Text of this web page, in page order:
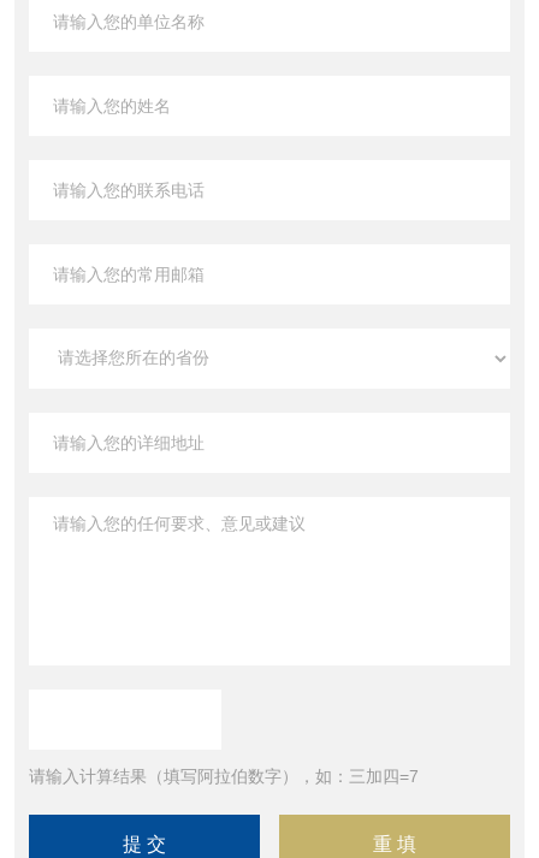
请输入计算结果（填写阿拉伯数字），如：三加四=7